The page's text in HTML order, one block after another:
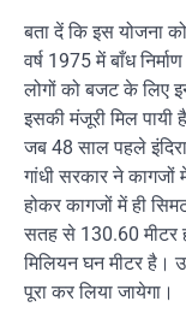
बता दें कि इस योजना
वर्ष 1975 में बाँध
लोगों को बजट के लिए
इसकी मंजूरी मिल
जब 48 साल पहले इंदिरा
गांधी सरकार ने
होकर कागजों में ही
सतह से 130.60 मीटर
मिलियन घन मीटर है।
पूरा कर लिया जायेगा।